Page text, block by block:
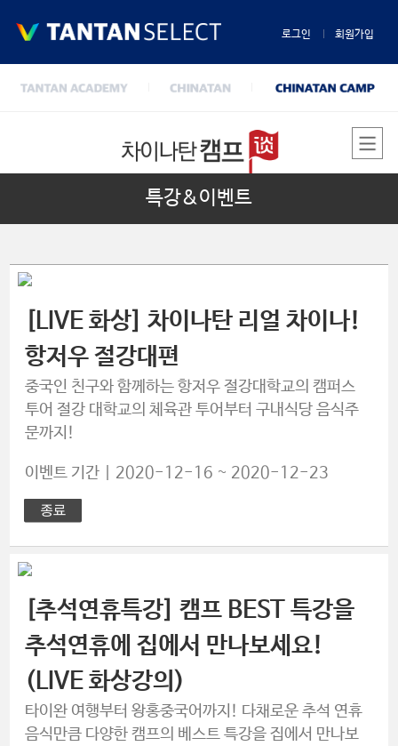
로그인 회원가입
특강&이벤트
[LIVE 화상] 차이나탄 리얼 차이나!
항저우 절강대편
중국인 친구와 함께하는 항저우 절강대학교의 캠퍼스
투어 절강 대학교의 체육관 투어부터 구내식당 음식주
문까지!
이벤트 기간 | 2020-12-16 ~ 2020-12-23
[추석연휴특강] 캠프 BEST 특강을
추석연휴에 집에서 만나보세요!
(LIVE 화상강의)
타이완 여행부터 왕홍중국어까지! 다채로운 추석 연휴
음식만큼 다양한 캠프의 베스트 특강을 집에서 만나보